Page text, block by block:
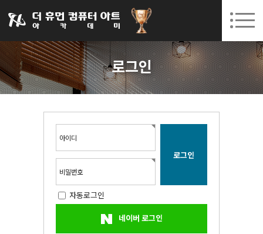
031-252-7277 수원캠퍼스 개강 08. 12.(수)
회원가입 고객센터
로그인
아이디
비밀번호
자동로그인
네이버 로그인
아카데미소개
인사말
국비지원 무료교육